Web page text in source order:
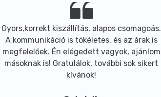
Gyors,korrekt kiszállítás, alapos csomagoás.
A kommunikáció is tökéletes, és az árak is
megfelelőek. Én elégedett vagyok, ajánlom
másoknak is! Gratulálok, további sok sikert
kívánok!